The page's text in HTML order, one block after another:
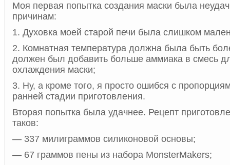
Моя первая попытка создания маски была
причинам:
1. Духовка моей старой печи была слишком
2. Комнатная температура должна была быть
должен был добавить больше аммиака в смесь
охлаждения маски;
3. Ну, а кроме того, я просто ошибся с
ранней стадии приготовления.
Вторая попытка была удачнее. Рецепт
таков:
— 337 милиграммов силиконовой основы;
— 67 граммов пены из набора MonsterMakers;